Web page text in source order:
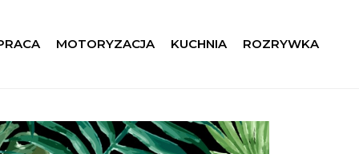
MOTORYZACJA KUCHNIA ROZRYWKA